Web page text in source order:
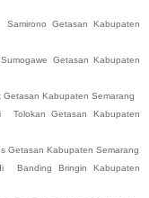
Samirono Getasan
Kabupaten
Sumogawe Getasan
Kabupaten
Getasan Kabupaten Semarang
Tolokan Getasan
Kabupaten
Getasan Kabupaten Semarang
Banding Bringin
Kabupaten